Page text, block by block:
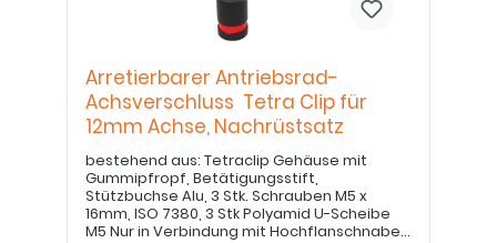
Arretierbarer Antriebsrad-
Achsverschluss Tetra Clip für
12mm Achse, Nachrüstsatz
bestehend aus: Tetraclip Gehäuse mit
Gummipfropf, Betätigungsstift,
Stützbuchse Alu, 3 Stk. Schrauben M5 x
16mm, ISO 7380, 3 Stk Polyamid U-Scheibe
M5 Nur in Verbindung mit Hochflanschnabe.